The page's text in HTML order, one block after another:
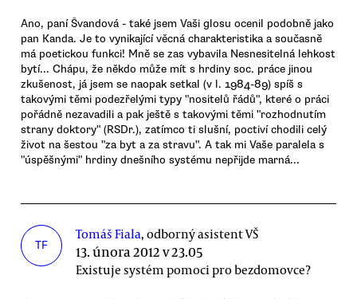
Ano, paní Švandová - také jsem Vaši glosu ocenil podobně jako
pan Kanda. Je to vynikající věcná charakteristika a současně
má poetickou funkci! Mně se zas vybavila Nesnesitelná lehkost
bytí... Chápu, že někdo může mít s hrdiny soc. práce jinou
zkušenost, já jsem se naopak setkal (v l. 1984-89) spíš s
takovými těmi podezřelými typy "nositelů řádů", které o práci
pořádně nezavadili a pak ještě s takovými těmi "rozhodnutím
strany doktory" (RSDr.), zatímco ti slušní, poctiví chodili celý
život na šestou "za byt a za stravu". A tak mi Vaše paralela s
"úspěšnými" hrdiny dnešního systému nepřijde marná...
TF
Tomáš Fiala, odborný asistent VŠ
13. února 2012 v 23.05
Existuje systém pomoci pro bezdomovce?